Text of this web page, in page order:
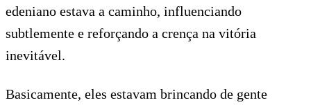
edeniano estava a caminho, influenciando
subtlemente e reforçando a crença na vitória
inevitável.
Basicamente, eles estavam brincando de gente